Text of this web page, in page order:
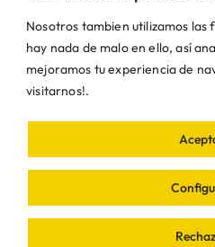
Nosotros tambien utilizamos las
hay nada de malo en ello, así
mejoramos tu experiencia de
visitarnos!.
Política de
© VDP 2000 - 2026 •
Villanueva de Perales |
derechos reservados •